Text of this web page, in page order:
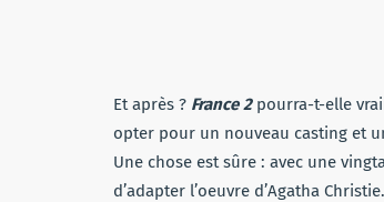
Et après ? France 2 pourra-t-elle
opter pour un nouveau casting et
Une chose est sûre : avec une
d’adapter l’oeuvre d’Agatha Christie.